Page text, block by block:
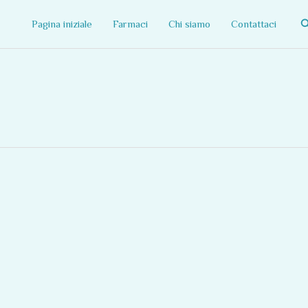
Pagina iniziale Farmaci Chi siamo Contattaci